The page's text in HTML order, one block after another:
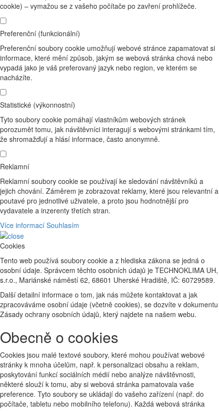
cookie) – vymažou se z vašeho počítače po zavření prohlížeče.
Preferenční (funkcionální)
Preferenční soubory cookie umožňují webové stránce zapamatovat si
informace, které mění způsob, jakým se webová stránka chová nebo
vypadá jako je váš preferovaný jazyk nebo region, ve kterém se
nacházíte.
Statistické (výkonnostní)
Tyto soubory cookie pomáhají vlastníkům webových stránek
porozumět tomu, jak návštěvníci interagují s webovými stránkami tím,
že shromažďují a hlásí informace, často anonymně.
Reklamní
Reklamní soubory cookie se používají ke sledování návštěvníků a
jejich chování. Záměrem je zobrazovat reklamy, které jsou relevantní a
poutavé pro jednotlivé uživatele, a proto jsou hodnotnější pro
vydavatele a inzerenty třetích stran.
Více informací Souhlasím
Cookies
Tento web používá soubory cookie a z hlediska zákona se jedná o
osobní údaje. Správcem těchto osobních údajů je TECHNOKLIMA UH,
s.r.o., Mariánské náměstí 62, 68601 Uherské Hradiště, IČ: 60729589.
Další detailní informace o tom, jak nás můžete kontaktovat a jak
zpracováváme osobní údaje (včetně cookies), se dozvíte v dokumentu
Zásady ochrany osobních údajů, který najdete na našem webu.
Obecně o cookies
Cookies jsou malé textové soubory, které mohou používat webové
stránky k mnoha účelům, např. k personalizaci obsahu a reklam,
poskytování funkcí sociálních médií nebo analýze návštěvnosti,
některé slouží k tomu, aby si webová stránka pamatovala vaše
preference. Tyto soubory se ukládají do vašeho zařízení (např. do
počítače, tabletu nebo mobilního telefonu). Každá webová stránka